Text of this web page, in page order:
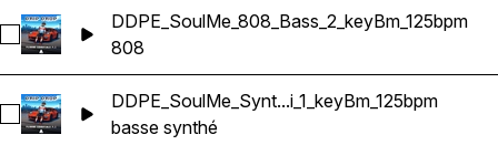
Sélectionnez DDPE_SoulMe_808_Bass_2_keyBm_125bpm
DDPE_SoulMe_808_Bass_2_keyBm_125bpm
808
Sélectionnez
DDPE_SoulMe_Synt...i_1_keyBm_125bpm
basse synthé